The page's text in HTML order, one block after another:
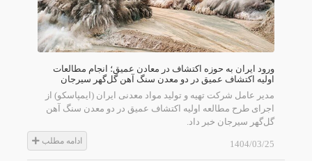
ورود ایران به حوزه اکتشاف در معادن عمیق؛ انجام مطالعات
اولیه اکتشاف عمیق در دو معدن سنگ آهن گل‌گهر سیرجان
مدیر عامل شرکت تهیه و تولید مواد معدنی ایران (ایمپاسکو) از
اجرای طرح مطالعه اولیه اکتشاف عمیق در دو معدن سنگ آهن
گل‌گهر سیرجان خبر داد.
1404/03/25 ادامه مطلب